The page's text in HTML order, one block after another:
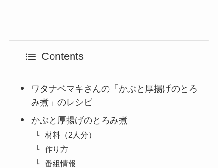
Contents
ワタナベマキさんの「かぶと厚揚げのとろ
み煮」のレシピ
かぶと厚揚げのとろみ煮
材料（2人分）
作り方
番組情報